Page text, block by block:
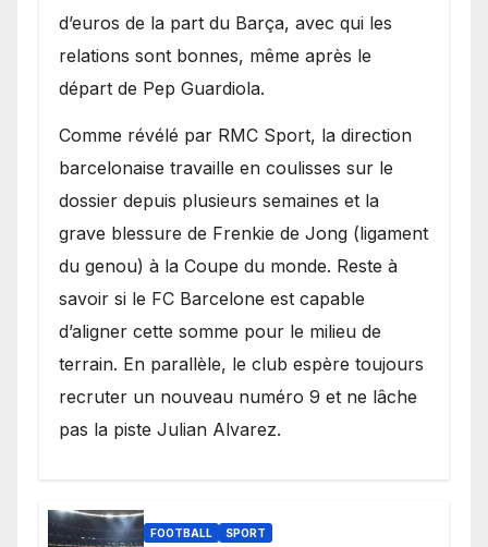
d’euros de la part du Barça, avec qui les
relations sont bonnes, même après le
départ de Pep Guardiola.
​Comme révélé par RMC Sport, la direction
barcelonaise travaille en coulisses sur le
dossier depuis plusieurs semaines et la
grave blessure de Frenkie de Jong (ligament
du genou) à la Coupe du monde. Reste à
savoir si le FC Barcelone est capable
d’aligner cette somme pour le milieu de
terrain. En parallèle, le club espère toujours
recruter un nouveau numéro 9 et ne lâche
pas la piste Julian Alvarez.
FOOTBALL SPORT